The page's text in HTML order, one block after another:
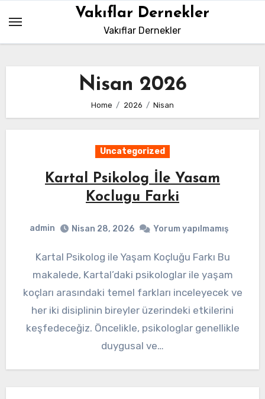
content
Vakıflar Dernekler
Vakıflar Dernekler
Nisan 2026
Home 2026 Nisan
Uncategorized
Kartal Psikolog İle Yasam
Koclugu Farki
admin Nisan 28, 2026 Yorum yapılmamış
Kartal Psikolog ile Yaşam Koçluğu Farkı Bu
makalede, Kartal’daki psikologlar ile yaşam
koçları arasındaki temel farkları inceleyecek ve
her iki disiplinin bireyler üzerindeki etkilerini
keşfedeceğiz. Öncelikle, psikologlar genellikle
duygusal ve…